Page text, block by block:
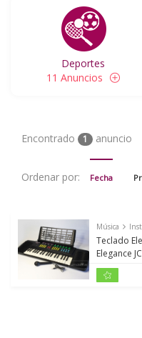
Deportes
11 Anuncios
Encontrado 1 anuncio
Ordenar por: Fecha
Música
Teclado
Elegance